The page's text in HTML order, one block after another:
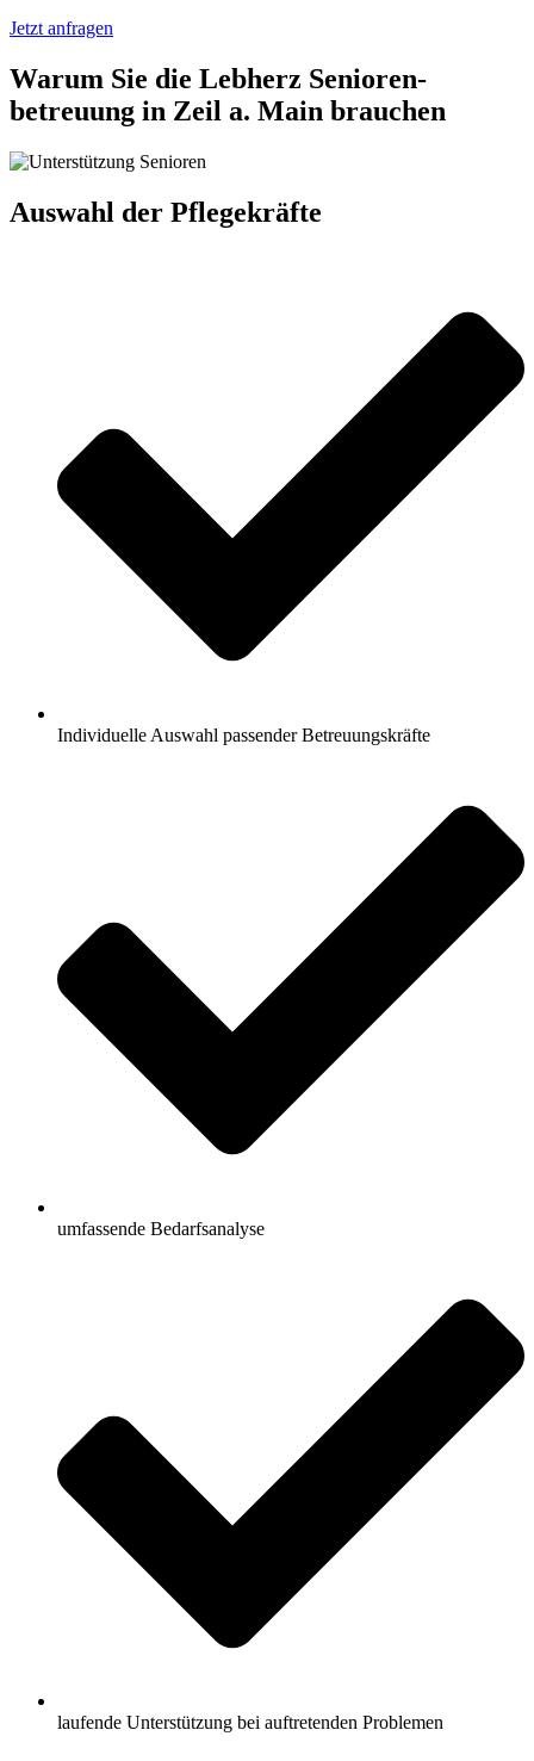
Jetzt anfragen
Warum Sie die Lebherz Senioren­
betreuung in Zeil a. Main brauchen
Auswahl der Pflegekräfte
Individuelle Auswahl passender Betreuungskräfte
umfassende Bedarfsanalyse
laufende Unterstützung bei auftretenden Problemen